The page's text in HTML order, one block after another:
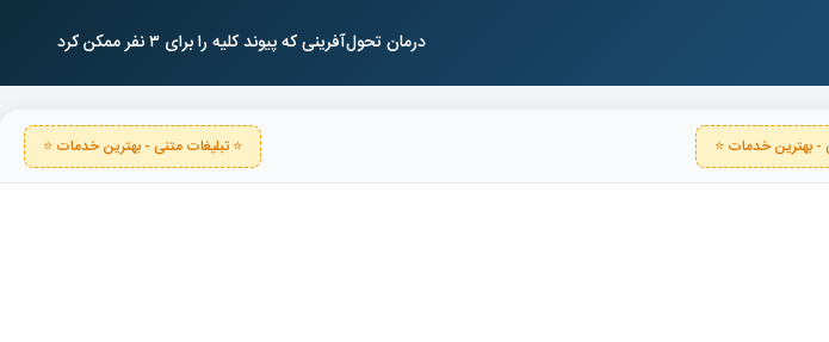
درمان تحول‌آفرینی که پیوند کلیه را برای ۳ نفر ممکن کرد
- بهترین خدمات ⭐ ⭐ تبلیغات متنی - بهترین خدمات ⭐